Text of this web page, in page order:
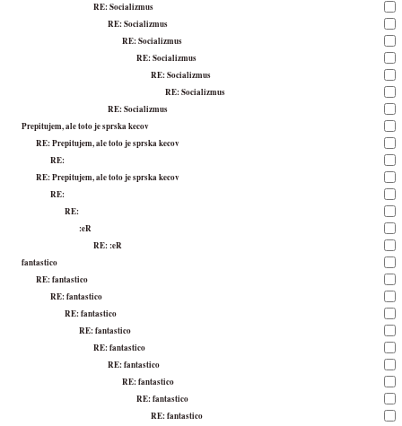
RE: Socializmus
RE: Socializmus
RE: Socializmus
RE: Socializmus
RE: Socializmus
RE: Socializmus
RE: Socializmus
Prepitujem, ale toto je sprska kecov
RE: Prepitujem, ale toto je sprska kecov
RE:
RE: Prepitujem, ale toto je sprska kecov
RE:
RE:
:eR
RE: :eR
fantastico
RE: fantastico
RE: fantastico
RE: fantastico
RE: fantastico
RE: fantastico
RE: fantastico
RE: fantastico
RE: fantastico
RE: fantastico